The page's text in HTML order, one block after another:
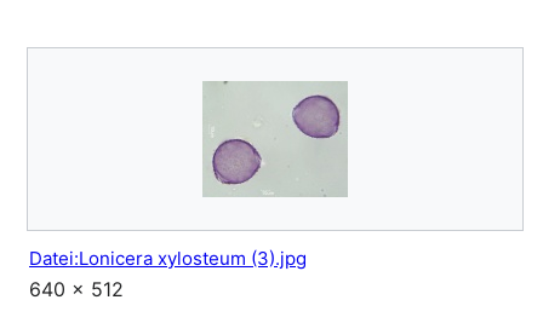
Datei:Lonicera xylosteum (3).jpg
640 × 512